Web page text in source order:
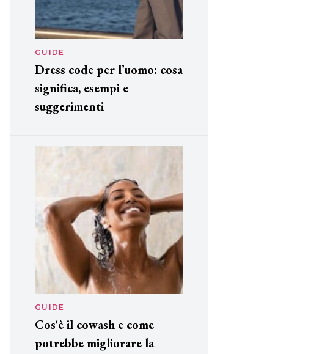
GUIDE
Dress code per l’uomo: cosa
significa, esempi e
suggerimenti
GUIDE
Cos'è il cowash e come
potrebbe migliorare la